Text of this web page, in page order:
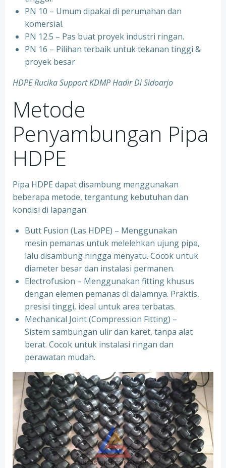
PN 10 – Umum dipakai di perumahan dan
komersial.
PN 12.5 – Pas buat proyek industri ringan.
PN 16 – Pilihan terbaik untuk tekanan tinggi &
proyek besar
HDPE Rucika Support KDMP Hadir Di Sidoarjo
Metode
Penyambungan Pipa
HDPE
Pipa HDPE dapat disambung menggunakan
beberapa metode, tergantung kebutuhan dan
kondisi di lapangan:
Butt Fusion (Las HDPE) – Menggunakan
mesin pemanas untuk melelehkan ujung pipa,
lalu disambung hingga menyatu. Cocok untuk
diameter besar dan instalasi permanen.
Electrofusion – Menggunakan fitting khusus
dengan elemen pemanas di dalamnya. Praktis,
presisi tinggi, ideal untuk area terbatas.
Mechanical Joint (Compression Fitting) –
Sistem sambungan ulir dan karet, tanpa alat
berat. Cocok untuk instalasi ringan dan
perawatan mudah.